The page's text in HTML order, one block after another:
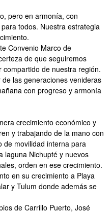
pero en armonía, con
todos. Nuestra estrategia
Convenio Marco de
de que seguiremos
de nuestra región.
las generaciones venideras
con progreso y armonía
crecimiento económico y
y trabajando de la mano con
de movilidad interna para
laguna Nichupté y nuevos
orden en ese crecimiento.
en su crecimiento a Playa
y Tulum donde además se
de Carrillo Puerto, José